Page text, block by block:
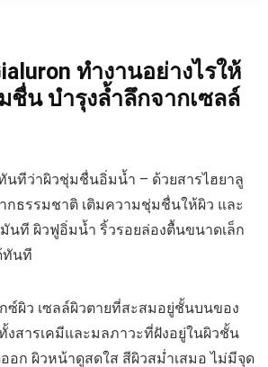
ทำงานอย่างไรให้
ชื่น บำรุงล้ำลึกจากเซลล์
นทีว่าผิวชุ่มชื่นอิ่มน้ำ – ด้วยสารไฮยาลู
กธรรมชาติ เติมความชุ่มชื่นให้ผิว และ
นที ผิวฟูอิ่มน้ำ ริ้วรอยล่องตื้นขนาดเล็ก
ทันที
ซ์ผิว เซลล์ผิวตายที่สะสมอยู่ชั้นบนของ
งสารเคมีและมลภาวะที่ฝังอยู่ในผิวชั้น
อก ผิวหน้าดูสดใส สีผิวสม่ำเสมอ ไม่มีจุด